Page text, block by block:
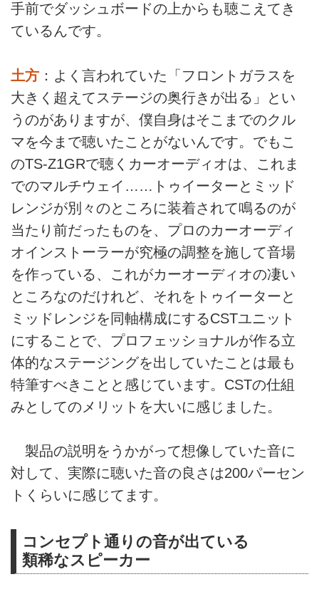
手前でダッシュボードの上からも聴こえてき
ているんです。
土方 ：よく言われていた「フロントガラスを
大きく超えてステージの奥行きが出る」とい
うのがありますが、僕自身はそこまでのクル
マを今まで聴いたことがないんです。でもこ
のTS-Z1GRで聴くカーオーディオは、これま
でのマルチウェイ……トゥイーターとミッド
レンジが別々のところに装着されて鳴るのが
当たり前だったものを、プロのカーオーディ
オインストーラーが究極の調整を施して音場
を作っている、これがカーオーディオの凄い
ところなのだけれど、それをトゥイーターと
ミッドレンジを同軸構成にするCSTユニット
にすることで、プロフェッショナルが作る立
体的なステージングを出していたことは最も
特筆すべきことと感じています。CSTの仕組
みとしてのメリットを大いに感じました。
製品の説明をうかがって想像していた音に
対して、実際に聴いた音の良さは200パーセン
トくらいに感じてます。
コンセプト通りの音が出ている
類稀なスピーカー